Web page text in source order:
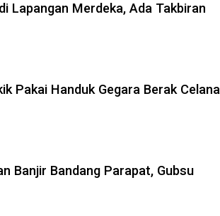
Lapangan Merdeka, Ada Takbiran
Pakai Handuk Gegara Berak Celana
Banjir Bandang Parapat, Gubsu